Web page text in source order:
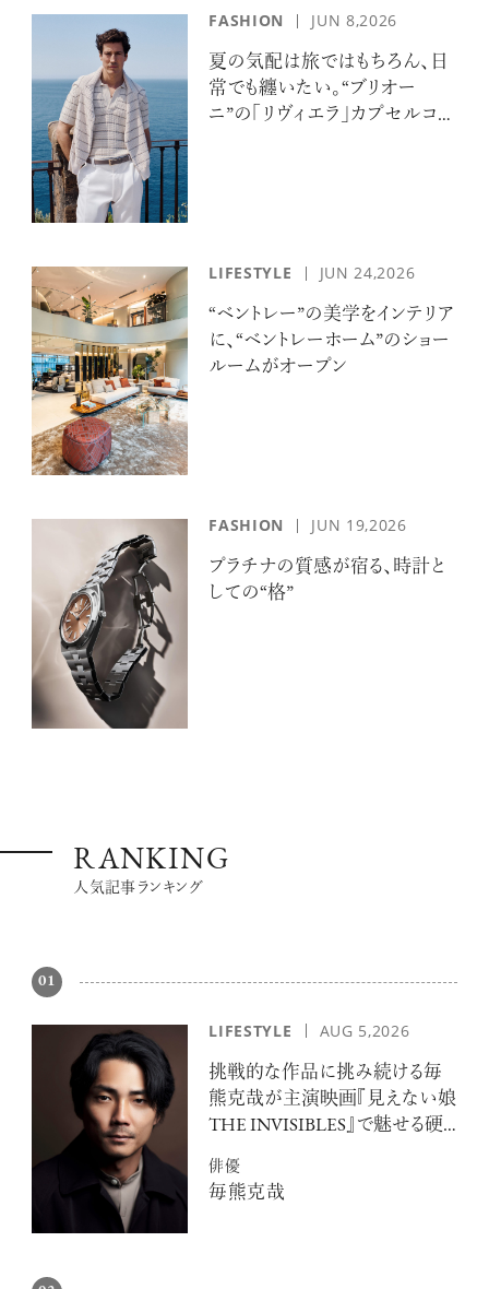
FASHION JUN 8,2026
夏の気配は旅ではもちろん、日
常でも纏いたい。“ブリオー
ニ”の「リヴィエラ」カプセルコレ
LIFESTYLE JUN 24,2026
“ベントレー”の美学をインテリア
に、“ベントレーホーム”のショー
ルームがオープン
FASHION JUN 19,2026
プラチナの質感が宿る、時計と
しての“格”
RANKING
人気記事ランキング
01
LIFESTYLE AUG 5,2026
挑戦的な作品に挑み続ける毎
熊克哉が主演映画『見えない娘
THE INVISIBLES』で魅せる硬
俳優
毎熊克哉